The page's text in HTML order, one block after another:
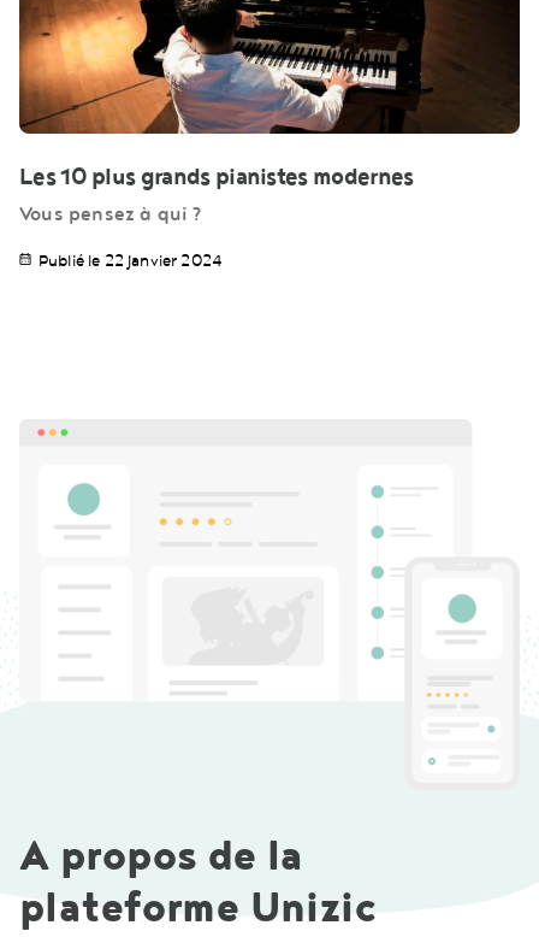
Les 10 plus grands pianistes modernes
Vous pensez à qui ?
Publié le 22 janvier 2024
A propos de la
plateforme Unizic